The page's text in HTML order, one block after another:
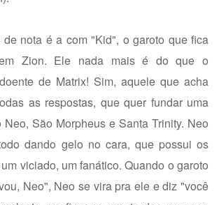
nota é a com "Kid", o garoto que fica
Zion. Ele nada mais é do que o
de Matrix! Sim, aquele que acha
as respostas, que quer fundar uma
São Morpheus e Santa Trinity. Neo
dando gelo no cara, que possui os
viciado, um fanático. Quando o garoto
Neo", Neo se vira pra ele e diz "você